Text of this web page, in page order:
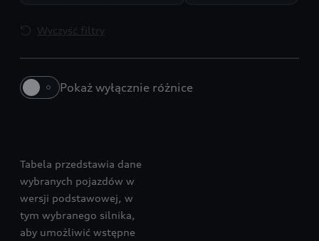
Wyczyść filtry
Pokaż wyłącznie różnice
S6 Avant e-tron
Tabela przedstawia dane
wybranych pojazdów w
wersji podstawowej, w
tym wybranego silnika,
aby umożliwić wstępne